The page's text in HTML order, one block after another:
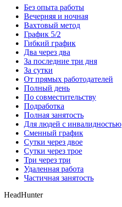
Без опыта работы
Вечерняя и ночная
Вахтовый метод
График 5/2
Гибкий график
Два через два
За последние три дня
За сутки
От прямых работодателей
Полный день
По совместительству
Подработка
Полная занятость
Для людей с инвалидностью
Сменный график
Сутки через двое
Сутки через трое
Три через три
Удаленная работа
Частичная занятость
HeadHunter